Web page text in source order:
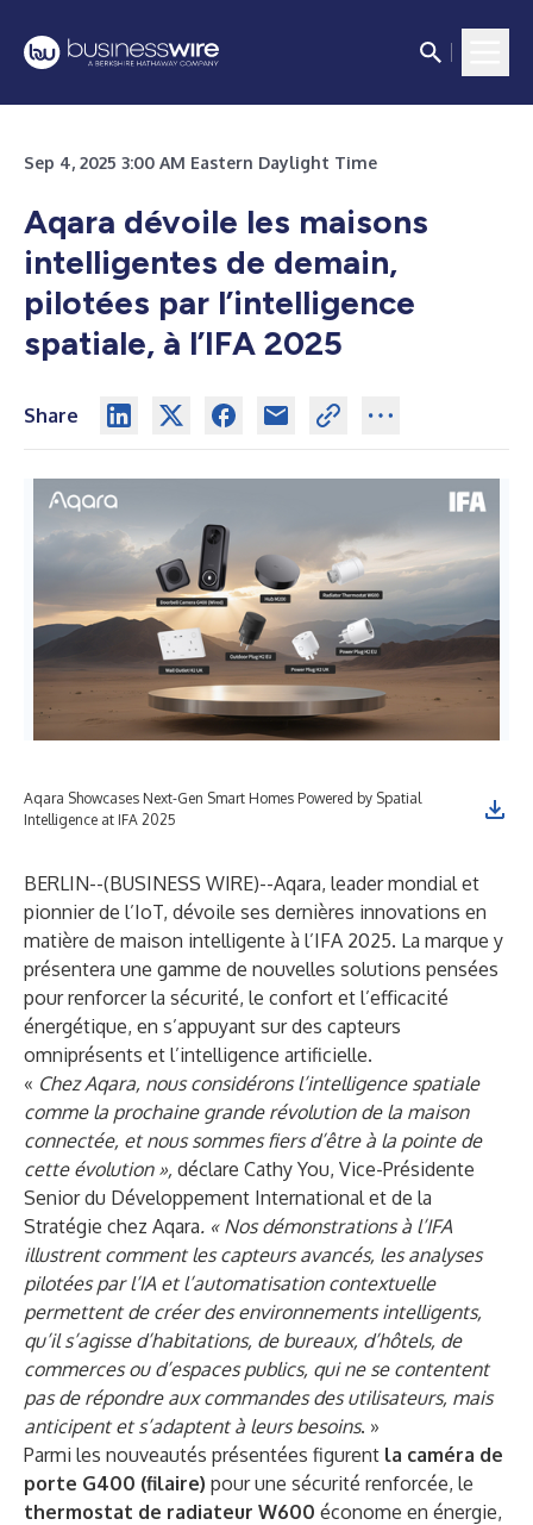
Sep 4, 2025 3:00 AM Eastern Daylight Time
Aqara dévoile les maisons
intelligentes de demain,
pilotées par l’intelligence
spatiale, à l’IFA 2025
Share
Aqara Showcases Next-Gen Smart Homes Powered by Spatial
Intelligence at IFA 2025
BERLIN--(BUSINESS WIRE)--Aqara, leader mondial et
pionnier de l’IoT, dévoile ses dernières innovations en
matière de maison intelligente à l’IFA 2025. La marque y
présentera une gamme de nouvelles solutions pensées
pour renforcer la sécurité, le confort et l’efficacité
énergétique, en s’appuyant sur des capteurs
omniprésents et l’intelligence artificielle.
« Chez Aqara, nous considérons l’intelligence spatiale
comme la prochaine grande révolution de la maison
connectée, et nous sommes fiers d’être à la pointe de
cette évolution », déclare Cathy You, Vice-Présidente
Senior du Développement International et de la
Stratégie chez Aqara. « Nos démonstrations à l’IFA
illustrent comment les capteurs avancés, les analyses
pilotées par l’IA et l’automatisation contextuelle
permettent de créer des environnements intelligents,
qu’il s’agisse d’habitations, de bureaux, d’hôtels, de
commerces ou d’espaces publics, qui ne se contentent
pas de répondre aux commandes des utilisateurs, mais
anticipent et s’adaptent à leurs besoins. »
Parmi les nouveautés présentées figurent la caméra de
porte G400 (filaire) pour une sécurité renforcée, le
thermostat de radiateur W600 économe en énergie,